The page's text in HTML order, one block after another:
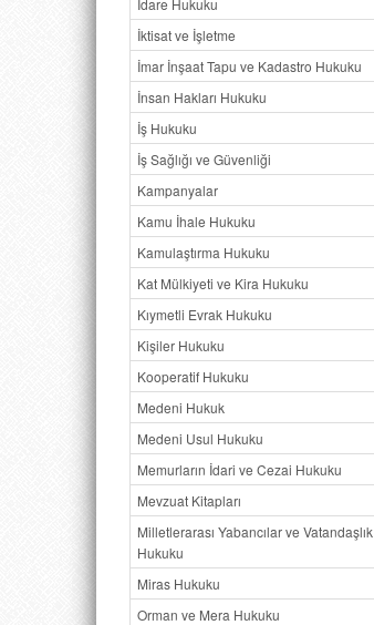
İdare Hukuku
İktisat ve İşletme
İmar İnşaat Tapu ve Kadastro Hukuku
İnsan Hakları Hukuku
İş Hukuku
İş Sağlığı ve Güvenliği
Kampanyalar
Kamu İhale Hukuku
Kamulaştırma Hukuku
Kat Mülkiyeti ve Kira Hukuku
Kıymetli Evrak Hukuku
Kişiler Hukuku
Kooperatif Hukuku
Medeni Hukuk
Medeni Usul Hukuku
Memurların İdari ve Cezai Hukuku
Mevzuat Kitapları
Milletlerarası Yabancılar ve Vatandaşlık
Hukuku
Miras Hukuku
Orman ve Mera Hukuku